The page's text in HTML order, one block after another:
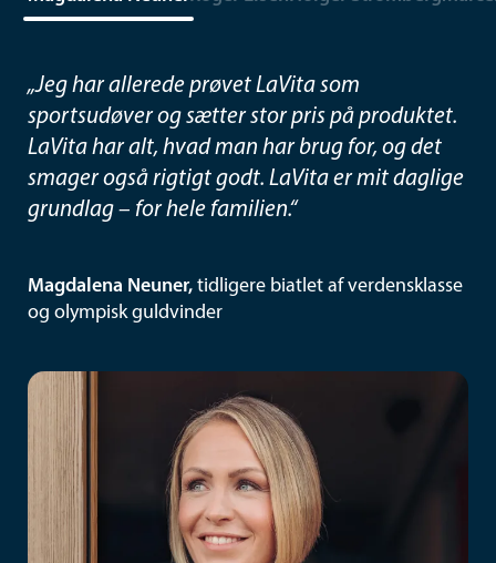
„Jeg har allerede prøvet LaVita som
sportsudøver og sætter stor pris på produktet.
LaVita har alt, hvad man har brug for, og det
smager også rigtigt godt. LaVita er mit daglige
grundlag – for hele familien.“
Magdalena Neuner, tidligere biatlet af verdensklasse
og olympisk guldvinder